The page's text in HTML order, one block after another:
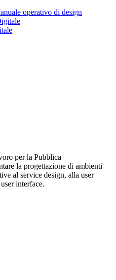
operativo di design
per la Pubblica
la progettazione di ambienti
al service design, alla user
interface.